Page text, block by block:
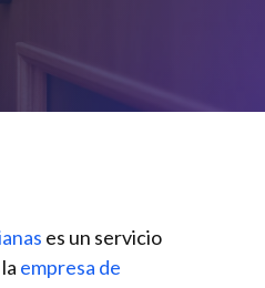
es un servicio
empresa de